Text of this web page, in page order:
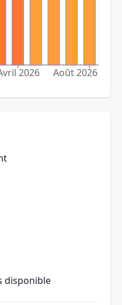
2026 Août 2026
disponible